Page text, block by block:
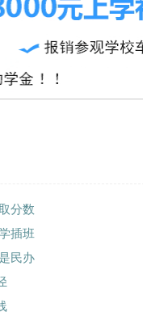
分数
插班
民办